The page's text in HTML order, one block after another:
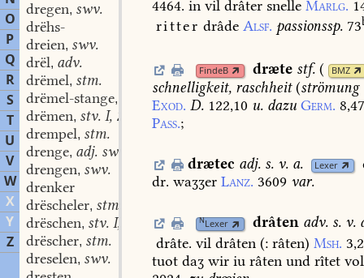
O
P
Q
R
S
T
U
V
W
X
Y
Z
dregen, swv.
drëhs-
dreien, swv.
drël, adv.
drëmel, stm.
drëmel-stange,
drëmen, stv. I, 2.
drempel, stm.
drenge, adj. swm.
drengen, swv.
drenker
drëscheler, stm.
drëschen, stv. I, 3.
drëscher, stm.
dreselen, swv.
4464. in vil drâter snelle Marlg.
ritter drâde Alsf. passionssp. 73
FindeB dræte stf. ( BMZ
schnelligkeit, raschheit(strömung
Exod. D. 122,10 u. dazu Germ.
Pass.;
drætec adj. s.v.a. Lexer
dr. waʒʒer Lanz. 3609 var.
NLexer drâten adv. s. v.
drâte. vil drâten (: râten) Msh.
tuot daʒ wir iu râten und rîtet